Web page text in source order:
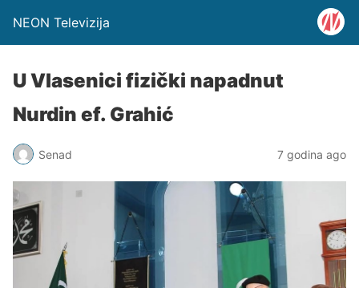
NEON Televizija
U Vlasenici fizički napadnut
Nurdin ef. Grahić
Senad 7 godina ago